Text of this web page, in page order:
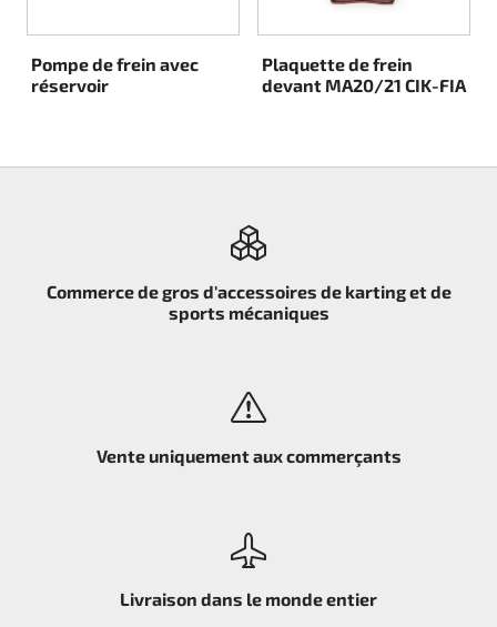
Pompe de frein avec
réservoir
Plaquette de frein
devant MA20/21 CIK-FIA
Commerce de gros d'accessoires de karting et de
sports mécaniques
Vente uniquement aux commerçants
Livraison dans le monde entier